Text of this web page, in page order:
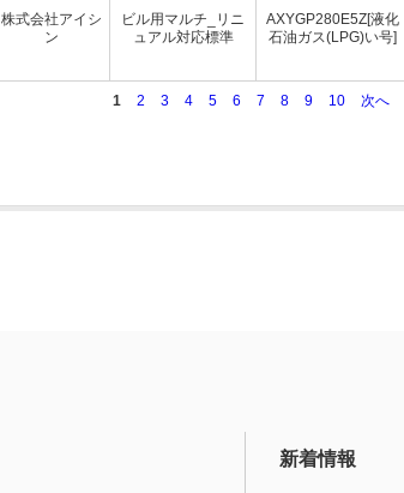
株式会社アイシ
ン
ビル用マルチ_リニ
ュアル対応標準
AXYGP280E5Z[液化
石油ガス(LPG)い号]
1 2 3 4 5 6 7 8 9 10 次へ
新着情報